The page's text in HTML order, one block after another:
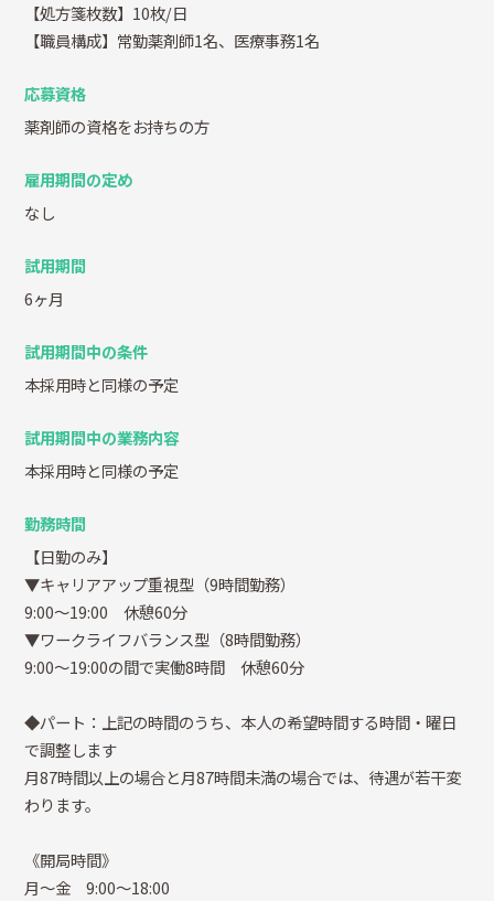
【処方箋枚数】10枚/日
【職員構成】常勤薬剤師1名、医療事務1名
応募資格
薬剤師の資格をお持ちの方
雇用期間の定め
なし
試用期間
6ヶ月
試用期間中の条件
本採用時と同様の予定
試用期間中の業務内容
本採用時と同様の予定
勤務時間
【日勤のみ】
▼キャリアアップ重視型（9時間勤務）
9:00～19:00 休憩60分
▼ワークライフバランス型（8時間勤務）
9:00～19:00の間で実働8時間 休憩60分
◆パート：上記の時間のうち、本人の希望時間する時間・曜日
で調整します
月87時間以上の場合と月87時間未満の場合では、待遇が若干変
わります。
《開局時間》
月～金 9:00～18:00